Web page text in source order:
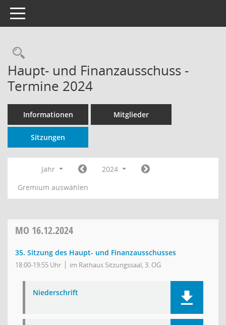
Toggle navigation
Rechercheauswahl
Haupt- und Finanzausschuss -
Termine 2024
Informationen Mitglieder
Sitzungen
Jahr
2024
Gremium auswählen
MO 16.12.2024
35. Sitzung des Haupt- und Finanzausschusses
18:00-19:55 Uhr im Rathaus Sitzungssaal, 3. OG
Niederschrift